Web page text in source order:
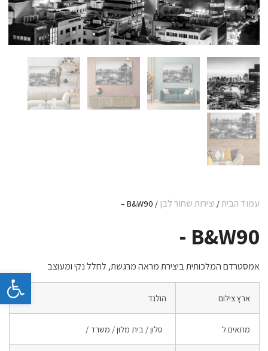
עמוד הבית/ יצירות שחור לבן / B&W90 –
B&W90 -
אמסטרדם המלכותית ביצירת מראה מרגשת, לחלל נקי ומעוצב
ארץ צילום הולנד
מתאים ל סלון / בית מלון / משרד /